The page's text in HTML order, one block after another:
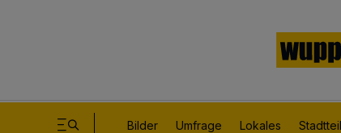
Bilder Umfrage Lokales